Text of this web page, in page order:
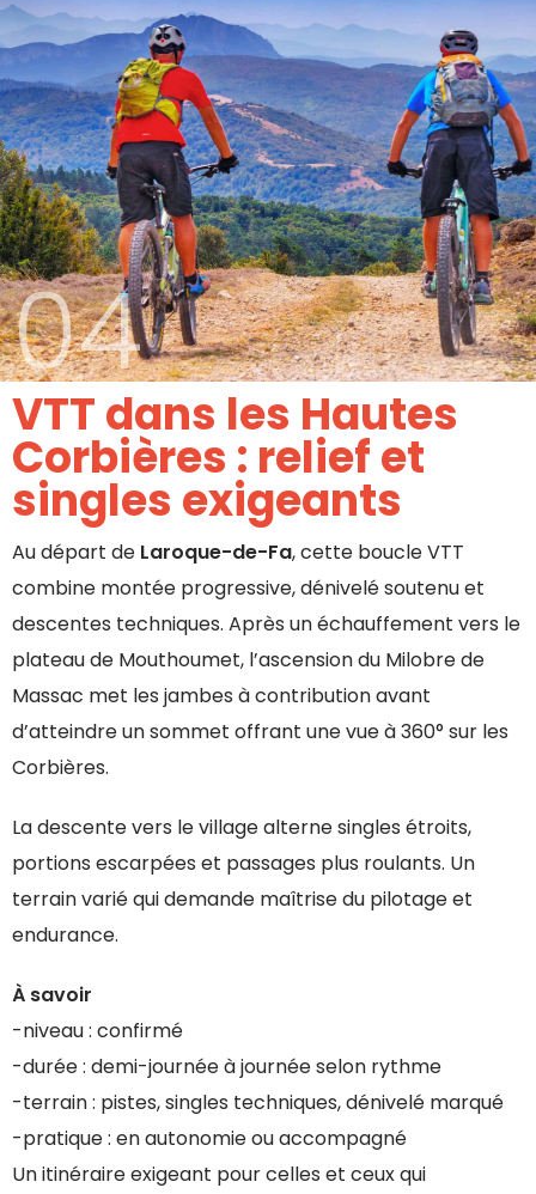
04
VTT dans les Hautes
Corbières : relief et
singles exigeants
Au départ de Laroque-de-Fa, cette boucle VTT
combine montée progressive, dénivelé soutenu et
descentes techniques. Après un échauffement vers le
plateau de Mouthoumet, l’ascension du Milobre de
Massac met les jambes à contribution avant
d’atteindre un sommet offrant une vue à 360° sur les
Corbières.
La descente vers le village alterne singles étroits,
portions escarpées et passages plus roulants. Un
terrain varié qui demande maîtrise du pilotage et
endurance.
À savoir
-niveau : confirmé
-durée : demi-journée à journée selon rythme
-terrain : pistes, singles techniques, dénivelé marqué
-pratique : en autonomie ou accompagné
Un itinéraire exigeant pour celles et ceux qui